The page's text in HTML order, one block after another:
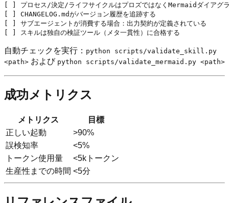
[ ] プロセス/決定/ライフサイクルはプロズではなくMermaidダイアグ
[ ] CHANGELOG.mdがバージョン履歴を追跡する
[ ] サブエージェントが消費する場合：出力契約が定義されている
自動チェックを実行： python scripts/validate_skill.py
<path> および python scripts/validate_mermaid.py <path>
成功メトリクス
メトリクス
目標
正しい起動
>90%
誤検知率
<5%
トークン使用量
<5kトークン
生産性までの時間 <5分